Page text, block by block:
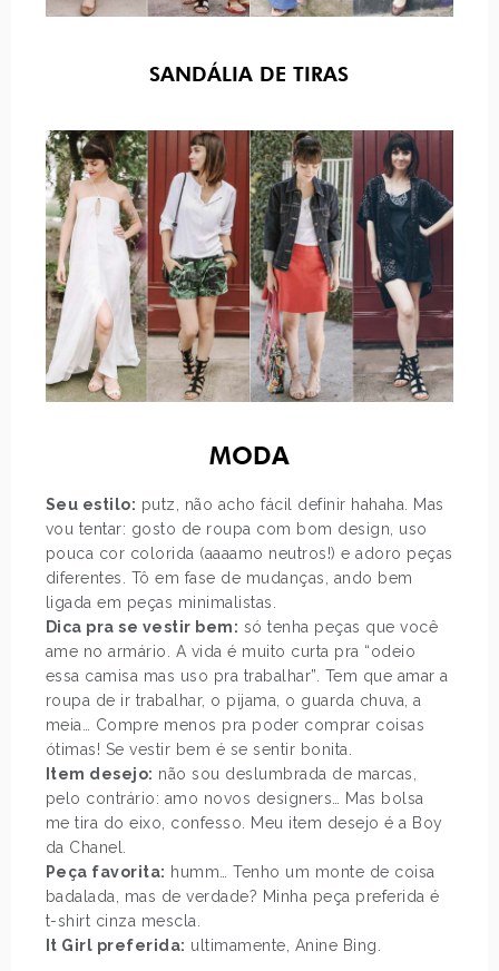
SANDÁLIA DE TIRAS
MODA
Seu estilo: putz, não acho fácil definir hahaha. Mas
vou tentar: gosto de roupa com bom design, uso
pouca cor colorida (aaaamo neutros!) e adoro peças
diferentes. Tô em fase de mudanças, ando bem
ligada em peças minimalistas.
Dica pra se vestir bem: só tenha peças que você
ame no armário. A vida é muito curta pra “odeio
essa camisa mas uso pra trabalhar”. Tem que amar a
roupa de ir trabalhar, o pijama, o guarda chuva, a
meia… Compre menos pra poder comprar coisas
ótimas! Se vestir bem é se sentir bonita.
Item desejo: não sou deslumbrada de marcas,
pelo contrário: amo novos designers… Mas bolsa
me tira do eixo, confesso. Meu item desejo é a Boy
da Chanel.
Peça favorita: humm… Tenho um monte de coisa
badalada, mas de verdade? Minha peça preferida é
t-shirt cinza mescla.
It Girl preferida: ultimamente, Anine Bing.